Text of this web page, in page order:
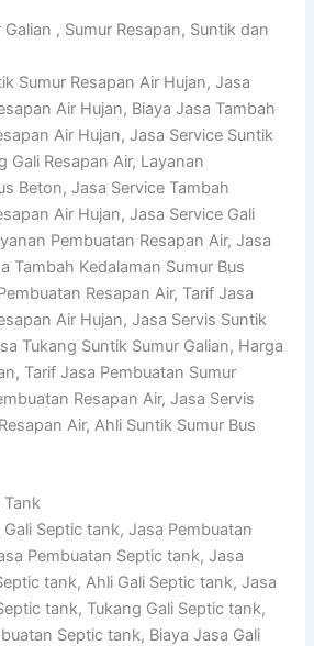
, Sumur Resapan, Suntik dan
Sumur Resapan Air Hujan, Jasa
Air Hujan, Biaya Jasa Tambah
Air Hujan, Jasa Service Suntik
Gali Resapan Air, Layanan
Beton, Jasa Service Tambah
Air Hujan, Jasa Service Gali
Pembuatan Resapan Air, Jasa
Tambah Kedalaman Sumur Bus
Resapan Air, Tarif Jasa
Air Hujan, Jasa Servis Suntik
Tukang Suntik Sumur Galian, Harga
Tarif Jasa Pembuatan Sumur
Resapan Air, Jasa Servis
Air, Ahli Suntik Sumur Bus
Tank
Septic tank, Jasa Pembuatan
Pembuatan Septic tank, Jasa
tank, Ahli Gali Septic tank, Jasa
tank, Tukang Gali Septic tank,
Septic tank, Biaya Jasa Gali